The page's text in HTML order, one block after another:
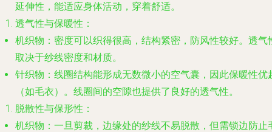
延伸性 ，能适应身体活动，穿着舒适。
透气性与保暖性 ：
机织物：密度可以织得很高，结构紧密，防风性较好。透气
取决于纱线密度和材质。
针织物：线圈结构能形成无数微小的空气囊，因此保暖性优
（如毛衣）。线圈间的空隙也提供了良好的透气性。
脱散性与保形性 ：
机织物：一旦剪裁，边缘处的纱线不易脱散，但需锁边防止